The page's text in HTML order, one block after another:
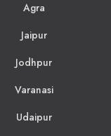
Agra
Jaipur
Jodhpur
Varanasi
Udaipur